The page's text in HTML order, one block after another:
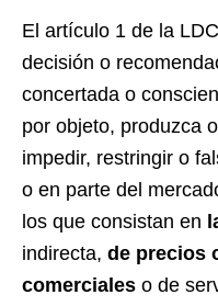
El artículo 1 de la LDC
decisión o
concertada o
por objeto, produzca
impedir, restringir o
o en parte del
los que consistan en
indirecta, de precios
comerciales o de